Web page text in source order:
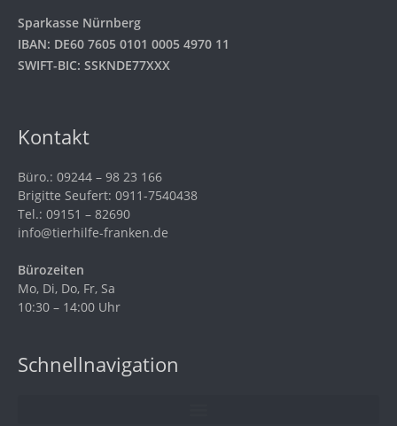
Sparkasse Nürnberg
IBAN: DE60 7605 0101 0005 4970 11
SWIFT-BIC: SSKNDE77XXX
Kontakt
Büro.: 09244 – 98 23 166
Brigitte Seufert: 0911-7540438
Tel.: 09151 – 82690
info@tierhilfe-franken.de
Bürozeiten
Mo, Di, Do, Fr, Sa
10:30 – 14:00 Uhr
Schnellnavigation